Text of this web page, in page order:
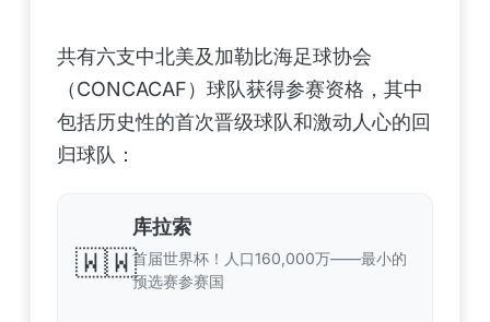
共有六支中北美及加勒比海足球协会
（CONCACAF）球队获得参赛资格，其中
包括历史性的首次晋级球队和激动人心的回
归球队：
🇼🇼
库拉索
首届世界杯！人口160,000万——最小的
预选赛参赛国